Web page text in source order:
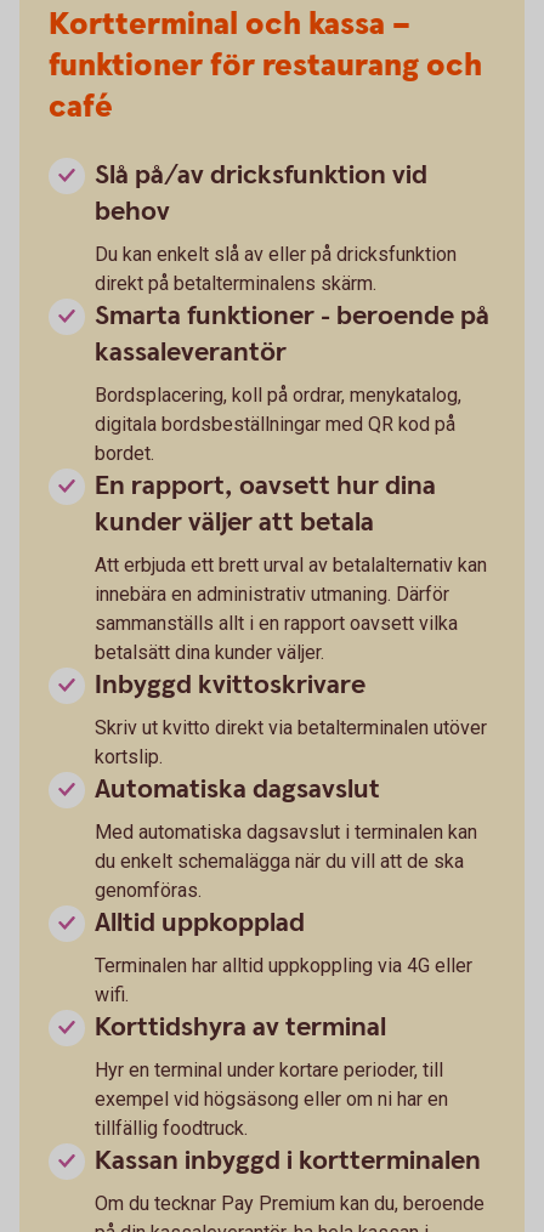
Kortterminal och kassa –
funktioner för restaurang och
café
Slå på/av dricksfunktion vid
behov
Du kan enkelt slå av eller på dricksfunktion
direkt på betalterminalens skärm.
Smarta funktioner - beroende på
kassaleverantör
Bordsplacering, koll på ordrar, menykatalog,
digitala bordsbeställningar med QR kod på
bordet.
En rapport, oavsett hur dina
kunder väljer att betala
Att erbjuda ett brett urval av betalalternativ kan
innebära en administrativ utmaning. Därför
sammanställs allt i en rapport oavsett vilka
betalsätt dina kunder väljer.
Inbyggd kvittoskrivare
Skriv ut kvitto direkt via betalterminalen utöver
kortslip.
Automatiska dagsavslut
Med automatiska dagsavslut i terminalen kan
du enkelt schemalägga när du vill att de ska
genomföras.
Alltid uppkopplad
Terminalen har alltid uppkoppling via 4G eller
wifi.
Korttidshyra av terminal
Hyr en terminal under kortare perioder, till
exempel vid högsäsong eller om ni har en
tillfällig foodtruck.
Kassan inbyggd i kortterminalen
Om du tecknar Pay Premium kan du, beroende